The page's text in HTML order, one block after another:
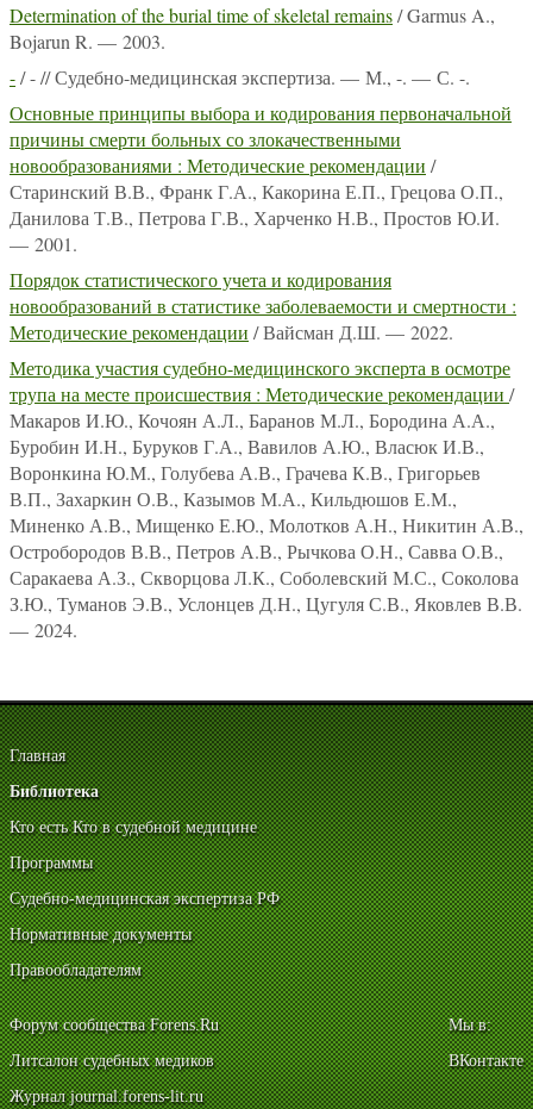
Determination of the burial time of skeletal remains/ Garmus A.,
Bojarun R. — 2003.
-/ - // Судебно-медицинская экспертиза. — М., -. — С. -.
Основные принципы выбора и кодирования первоначальной
причины смерти больных со злокачественными
новообразованиями : Методические рекомендации /
Старинский В.В., Франк Г.А., Какорина Е.П., Грецова О.П.,
Данилова Т.В., Петрова Г.В., Харченко Н.В., Простов Ю.И.
— 2001.
Порядок статистического учета и кодирования
новообразований в статистике заболеваемости и смертности :
Методические рекомендации / Вайсман Д.Ш. — 2022.
Методика участия судебно-медицинского эксперта в осмотре
трупа на месте происшествия : Методические рекомендации /
Макаров И.Ю., Кочоян А.Л., Баранов М.Л., Бородина А.А.,
Буробин И.Н., Буруков Г.А., Вавилов А.Ю., Власюк И.В.,
Воронкина Ю.М., Голубева А.В., Грачева К.В., Григорьев
В.П., Захаркин О.В., Казымов М.А., Кильдюшов Е.М.,
Миненко А.В., Мищенко Е.Ю., Молотков А.Н., Никитин А.В.,
Остробородов В.В., Петров А.В., Рычкова О.Н., Савва О.В.,
Саракаева А.З., Скворцова Л.К., Соболевский М.С., Соколова
З.Ю., Туманов Э.В., Услонцев Д.Н., Цугуля С.В., Яковлев В.В.
— 2024.
Главная
Библиотека
Кто есть Кто в судебной медицине
Программы
Судебно-медицинская экспертиза РФ
Нормативные документы
Правообладателям
Форум сообщества Forens.Ru
Литсалон судебных медиков
Журнал journal.forens-lit.ru
Мы в:
ВКонтакте